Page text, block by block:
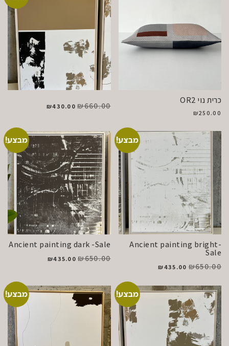
כרית נוי OR2
₪250.00
₪660.00
₪430.00
מבצע!
Ancient painting bright-
Sale
₪650.00
₪435.00
מבצע!
Ancient painting dark -Sale
₪650.00
₪435.00
מבצע! מבצע!